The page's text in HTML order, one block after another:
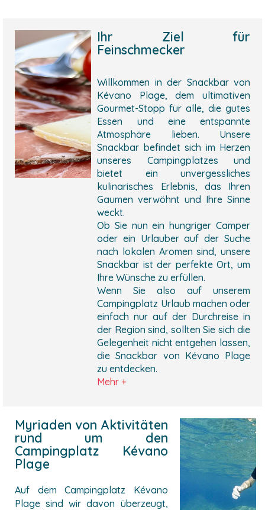
Ihr Ziel für
Feinschmecker
Willkommen in der Snackbar von
Kévano Plage, dem ultimativen
Gourmet-Stopp für alle, die gutes
Essen und eine entspannte
Atmosphäre lieben. Unsere
Snackbar befindet sich im Herzen
unseres Campingplatzes und
bietet ein unvergessliches
kulinarisches Erlebnis, das Ihren
Gaumen verwöhnt und Ihre Sinne
weckt.
Ob Sie nun ein hungriger Camper
oder ein Urlauber auf der Suche
nach lokalen Aromen sind, unsere
Snackbar ist der perfekte Ort, um
Ihre Wünsche zu erfüllen.
Wenn Sie also auf unserem
Campingplatz Urlaub machen oder
einfach nur auf der Durchreise in
der Region sind, sollten Sie sich die
Gelegenheit nicht entgehen lassen,
die Snackbar von Kévano Plage
zu entdecken.
Mehr +
Myriaden von Aktivitäten
rund um den
Campingplatz Kévano
Plage
Auf dem Campingplatz Kévano
Plage sind wir davon überzeugt,